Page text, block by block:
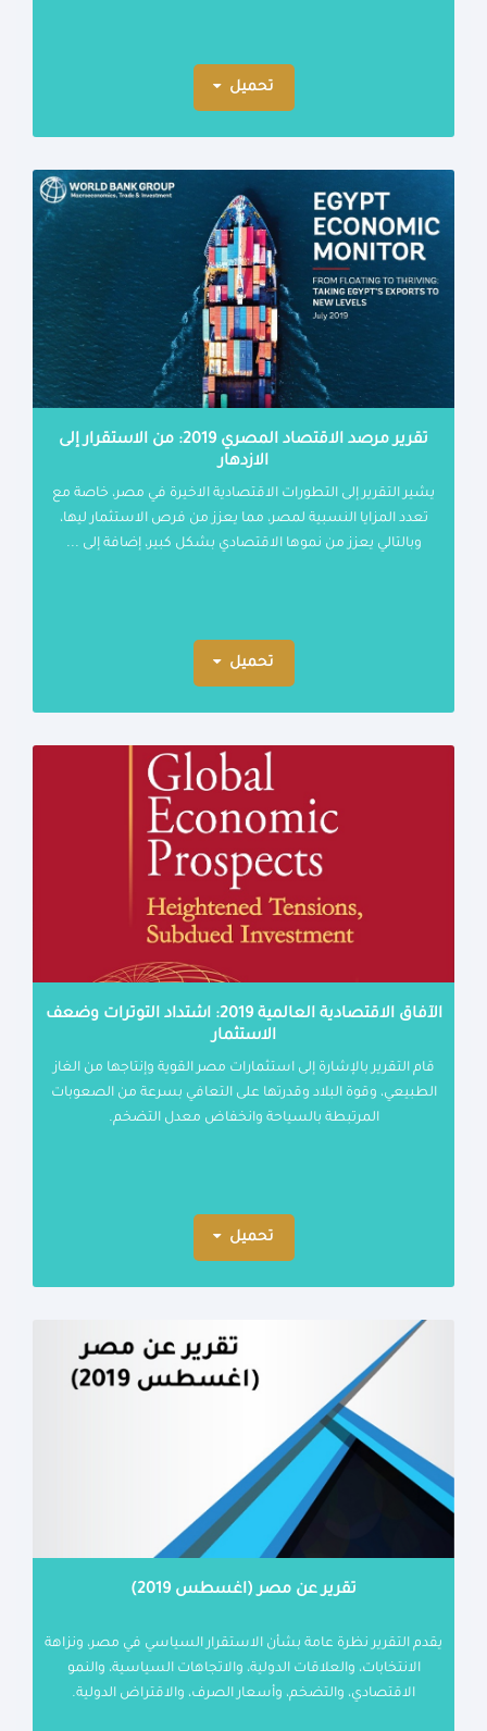
تحميل
تقرير مرصد الاقتصاد المصري 2019: من الاستقرار إلى
الازدهار
يشير التقرير إلى التطورات الاقتصادية الاخيرة في مصر، خاصة مع
تعدد المزايا النسبية لمصر، مما يعزز من فرص الاستثمار ليها،
وبالتالي يعزز من نموها الاقتصادي بشكل كبير، إضافة إلى ...
تحميل
الآفاق الاقتصادية العالمية 2019: اشتداد التوترات وضعف
الاستثمار
قام التقرير بالإشارة إلى استثمارات مصر القوية وإنتاجها من الغاز
الطبيعي، وقوة البلاد وقدرتها على التعافي بسرعة من الصعوبات
المرتبطة بالسياحة وانخفاض معدل التضخم.
تحميل
تقرير عن مصر (اغسطس 2019)
يقدم التقرير نظرة عامة بشأن الاستقرار السياسي في مصر، ونزاهة
الانتخابات، والعلاقات الدولية، والاتجاهات السياسية، والنمو
الاقتصادي، والتضخم، وأسعار الصرف، والاقتراض الدولية.